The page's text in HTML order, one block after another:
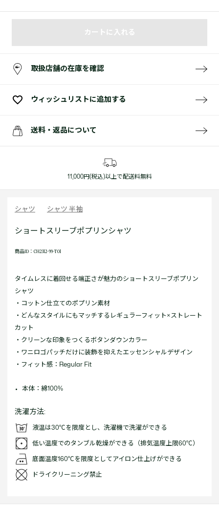
カートに入れる
取扱店舗の在庫を確認
ウィッシュリストに追加する
送料・返品について
11,000円(税込)以上で配送料無料
シャツ シャツ 半袖
ショートスリーブポプリンシャツ
商品ID：CH2312-99-T01
タイムレスに着回せる端正さが魅力のショートスリーブポプリン
シャツ
・コットン仕立てのポプリン素材
・どんなスタイルにもマッチするレギュラーフィット×ストレート
カット
・クリーンな印象をつくるボタンダウンカラー
・ワニロゴパッチだけに装飾を抑えたエッセンシャルデザイン
・フィット感：Regular Fit
本体：綿100%
洗濯方法:
液温は30℃を限度とし、洗濯機で洗濯ができる
低い温度でのタンブル乾燥ができる（排気温度上限60℃）
底面温度160℃を限度としてアイロン仕上げができる
ドライクリーニング禁止